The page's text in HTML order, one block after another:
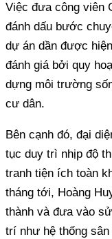
Việc đưa công viên
đánh dấu bước
dự án dần được
đánh giá bởi quy
dựng môi trường
cư dân.
Bên cạnh đó, đại
tục duy trì nhịp độ
tranh tiện ích toàn
tháng tới, Hoàng
thành và đưa vào
trí như hệ thống